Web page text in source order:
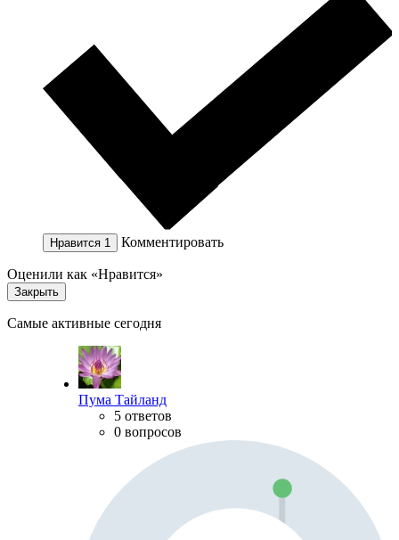
Нравится 1 Комментировать
Оценили как «Нравится»
Закрыть
Самые активные сегодня
Пума Тайланд
5 ответов
0 вопросов